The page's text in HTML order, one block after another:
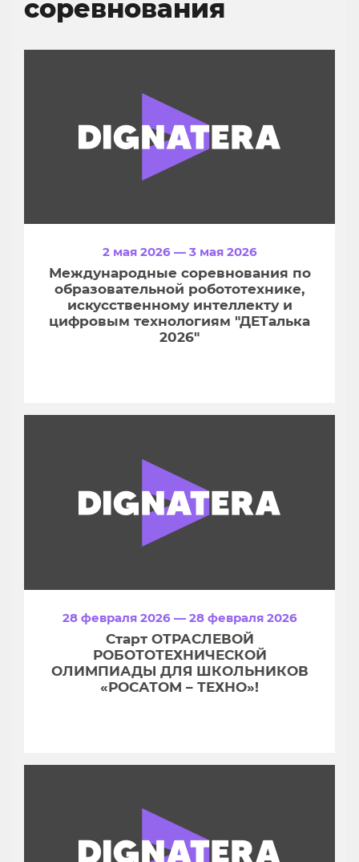
соревнования
2 мая 2026 — 3 мая 2026
Международные соревнования по
образовательной робототехнике,
искусственному интеллекту и
цифровым технологиям "ДЕТалька
2026"
28 февраля 2026 — 28 февраля 2026
Старт ОТРАСЛЕВОЙ
РОБОТОТЕХНИЧЕСКОЙ
ОЛИМПИАДЫ ДЛЯ ШКОЛЬНИКОВ
«РОСАТОМ – ТЕХНО»!